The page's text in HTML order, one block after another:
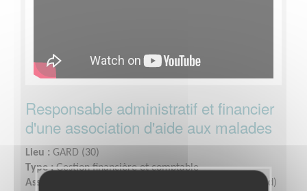
Responsable administratif et financier
d'une association d'aide aux malades
Lieu : GARD (30)
Type :Gestion financière et comptable
Association :
AFM - Coordination Téléthon - Gard (Nord)